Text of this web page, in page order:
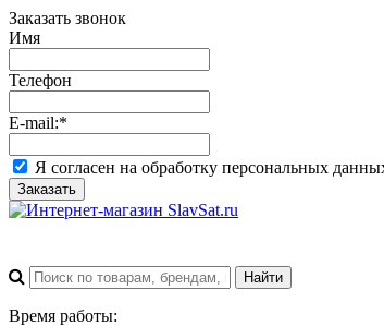
Заказать звонок
Имя
Телефон
E-mail:*
Я согласен на обработку персональных
Заказать
Время работы: